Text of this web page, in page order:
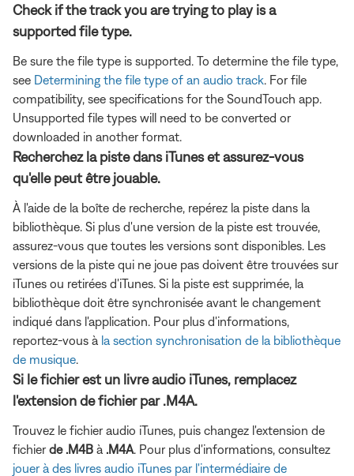
Check if the track you are trying to play is a
supported file type.
Be sure the file type is supported. To determine the file type,
see Determining the file type of an audio track. For file
compatibility, see specifications for the SoundTouch app.
Unsupported file types will need to be converted or
downloaded in another format.
Recherchez la piste dans iTunes et assurez-vous
qu'elle peut être jouable.
À l'aide de la boîte de recherche, repérez la piste dans la
bibliothèque. Si plus d'une version de la piste est trouvée,
assurez-vous que toutes les versions sont disponibles. Les
versions de la piste qui ne joue pas doivent être trouvées sur
iTunes ou retirées d'iTunes. Si la piste est supprimée, la
bibliothèque doit être synchronisée avant le changement
indiqué dans l'application. Pour plus d'informations,
reportez-vous à la section synchronisation de la bibliothèque
de musique.
Si le fichier est un livre audio iTunes, remplacez
l'extension de fichier par .M4A.
Trouvez le fichier audio iTunes, puis changez l'extension de
fichierde .M4B à .M4A. Pour plus d'informations, consultez
jouer à des livres audio iTunes par l'intermédiaire de